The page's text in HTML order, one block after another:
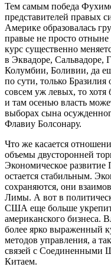
Тем самым победа
представителей правых
Америке образовалась
правые не просто
курс существенно
в Эквадоре, Сальвадоре,
Колумбии, Боливии, да
по сути, только Бразилия
совсем уж левых, то
и там осенью власть
выборах сына
Флавиу Болсонару.
Что же касается
объемы двусторонней
Экономическое развитие
остается стабильным.
сохраняются, они
Лимы. А вот в
США еще больше
американского бизнеса.
более ярко выраженный
методов управления, а
связей с Соединенными
Китаем.